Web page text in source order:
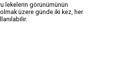
lekelerin görünümünün
üzere günde iki kez, her